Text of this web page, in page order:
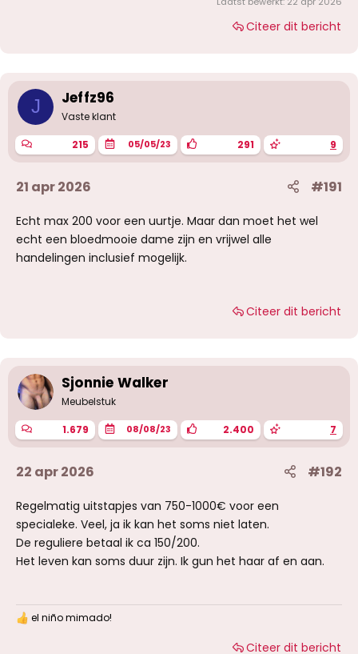
Citeer dit bericht
J Jeffz96
Vaste klant
215 05/05/23 291 9
21 apr 2026 #191
Echt max 200 voor een uurtje. Maar dan moet het wel
echt een bloedmooie dame zijn en vrijwel alle
handelingen inclusief mogelijk.
Citeer dit bericht
Sjonnie Walker
Meubelstuk
1.679 08/08/23 2.400 7
22 apr 2026 #192
Regelmatig uitstapjes van 750-1000€ voor een
specialeke. Veel, ja ik kan het soms niet laten.
De reguliere betaal ik ca 150/200.
Het leven kan soms duur zijn. Ik gun het haar af en aan.
W el niño mimado!
Citeer dit bericht